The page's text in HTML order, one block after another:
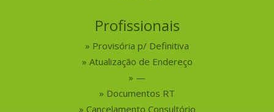
Profissionais
Provisória p/ Definitiva
Atualização de Endereço
—
Documentos RT
Cancelamento Consultório